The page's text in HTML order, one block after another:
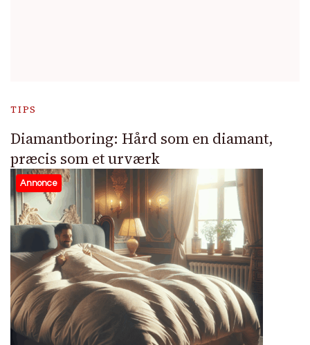
TIPS
Diamantboring: Hård som en diamant,
præcis som et urværk
Annonce